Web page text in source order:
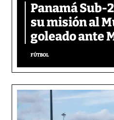
Panamá Sub-
su misión al
goleado ante
FÚTBOL